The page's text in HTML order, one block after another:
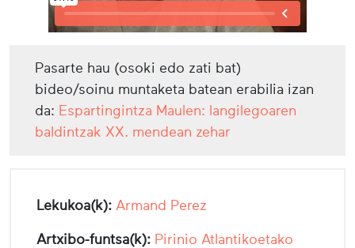
Pasarte hau (osoki edo zati bat)
bideo/soinu muntaketa batean erabilia izan
da: Espartingintza Maulen: langilegoaren
baldintzak XX. mendean zehar
Lekukoa(k): Armand Perez
Artxibo-funtsa(k): Pirinio Atlantikoetako